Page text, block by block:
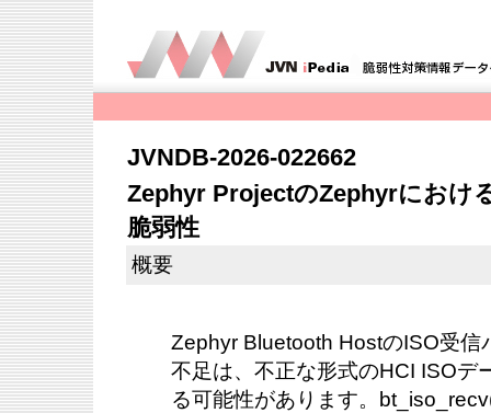
JVNDB-2026-022662
Zephyr ProjectのZephyrにおけ
脆弱性
概要
Zephyr Bluetooth HostのISO受信
不足は、不正な形式のHCI ISOデ
る可能性があります。